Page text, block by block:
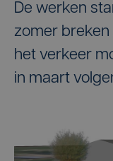
De werken
zomer breken
het verkeer
in maart